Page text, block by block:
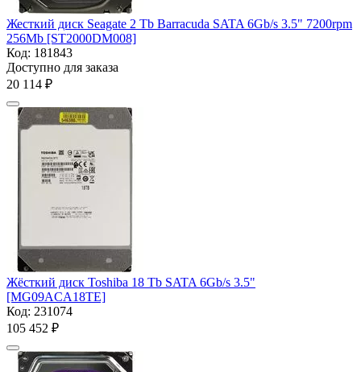
Жесткий диск Seagate 2 Tb Barracuda SATA 6Gb/s 3.5" 7200rpm
256Mb [ST2000DM008]
Код: 181843
Доступно для заказа
20 114 ₽
Жёсткий диск Toshiba 18 Tb SATA 6Gb/s 3.5"
[MG09ACA18TE]
Код: 231074
105 452 ₽